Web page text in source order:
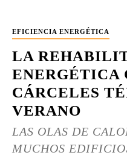
EFICIENCIA ENERGÉTICA
LA
ENERGÉTICA
CÁRCELES
VERANO
LAS OLAS DE
MUCHOS